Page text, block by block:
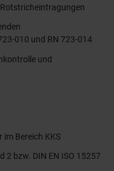
010 und RN 723-014
und
im Bereich KKS
2 bzw. DIN EN ISO 15257